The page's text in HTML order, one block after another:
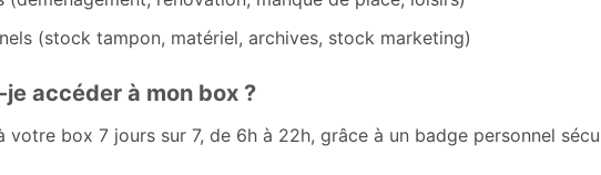
(stock tampon, matériel, archives, stock marketing)
accéder à mon box ?
votre box 7 jours sur 7, de 6h à 22h, grâce à un badge personnel